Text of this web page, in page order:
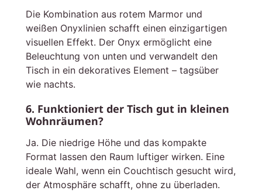
Die Kombination aus rotem Marmor und
weißen Onyxlinien schafft einen einzigartigen
visuellen Effekt. Der Onyx ermöglicht eine
Beleuchtung von unten und verwandelt den
Tisch in ein dekoratives Element – tagsüber
wie nachts.
6. Funktioniert der Tisch gut in kleinen
Wohnräumen?
Ja. Die niedrige Höhe und das kompakte
Format lassen den Raum luftiger wirken. Eine
ideale Wahl, wenn ein Couchtisch gesucht wird,
der Atmosphäre schafft, ohne zu überladen.